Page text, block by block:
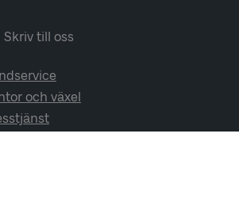
Skriv till oss
och växel